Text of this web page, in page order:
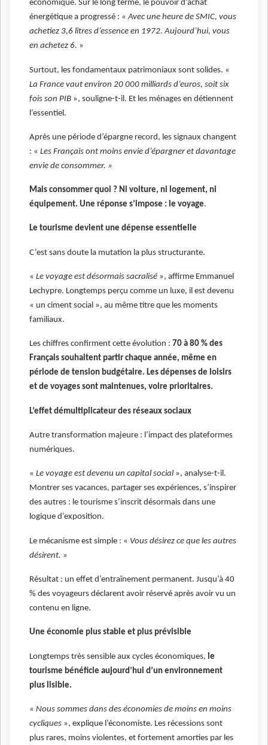
économique. Sur le long terme, le pouvoir d’achat
énergétique a progressé : « Avec une heure de SMIC, vous
achetiez 3,6 litres d’essence en 1972. Aujourd’hui, vous
en achetez 6. »
Surtout, les fondamentaux patrimoniaux sont solides. «
La France vaut environ 20 000 milliards d’euros, soit six
fois son PIB », souligne-t-il. Et les ménages en détiennent
l’essentiel.
Après une période d’épargne record, les signaux changent
: « Les Français ont moins envie d’épargner et davantage
envie de consommer. »
Mais consommer quoi ? Ni voiture, ni logement, ni
équipement. Une réponse s’impose : le voyage.
Le tourisme devient une dépense essentielle
C’est sans doute la mutation la plus structurante.
« Le voyage est désormais sacralisé », affirme Emmanuel
Lechypre. Longtemps perçu comme un luxe, il est devenu
« un ciment social », au même titre que les moments
familiaux.
Les chiffres confirment cette évolution : 70 à 80 % des
Français souhaitent partir chaque année, même en
période de tension budgétaire. Les dépenses de loisirs
et de voyages sont maintenues, voire prioritaires.
L’effet démultiplicateur des réseaux sociaux
Autre transformation majeure : l’impact des plateformes
numériques.
« Le voyage est devenu un capital social », analyse-t-il.
Montrer ses vacances, partager ses expériences, s’inspirer
des autres : le tourisme s’inscrit désormais dans une
logique d’exposition.
Le mécanisme est simple : « Vous désirez ce que les autres
désirent. »
Résultat : un effet d’entraînement permanent. Jusqu’à 40
% des voyageurs déclarent avoir réservé après avoir vu un
contenu en ligne.
Une économie plus stable et plus prévisible
Longtemps très sensible aux cycles économiques, le
tourisme bénéficie aujourd’hui d’un environnement
plus lisible.
« Nous sommes dans des économies de moins en moins
cycliques », explique l’économiste. Les récessions sont
plus rares, moins violentes, et fortement amorties par les